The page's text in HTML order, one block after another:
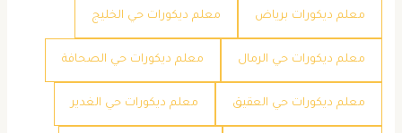
معلم ديكورات برياض معلم ديكورات حي الخليج
معلم ديكورات حي الرمال معلم ديكورات حي الصحافة
معلم ديكورات حي العقيق معلم ديكورات حي الغدير